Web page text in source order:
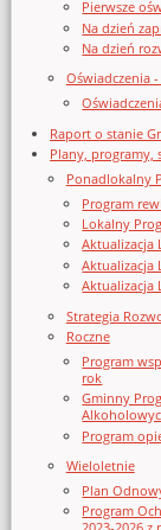
Pierwsze
Na dzień
Na dzień
Oświadczenia
Raport o stanie
Plany, programy,
Ponadlokalny
Program
Lokalny
Aktualizacja
Aktualizacja
Aktualizacja
Strategia
Roczne
Program
rok
Gminny
Program
Wieloletnie
Plan
Program